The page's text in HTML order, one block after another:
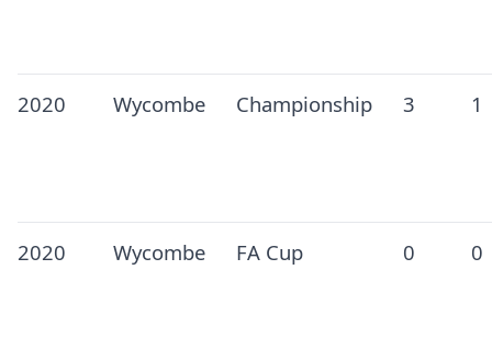
2020 Wycombe Championship 3 1
2020 Wycombe FA Cup 0 0